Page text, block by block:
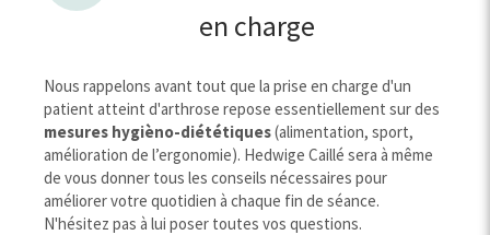
en charge
Nous rappelons avant tout que la prise en charge d'un
patient atteint d'arthrose repose essentiellement sur des
mesures hygièno-diététiques(alimentation, sport,
amélioration de l’ergonomie). Hedwige Caillé sera à même
de vous donner tous les conseils nécessaires pour
améliorer votre quotidien à chaque fin de séance.
N'hésitez pas à lui poser toutes vos questions.